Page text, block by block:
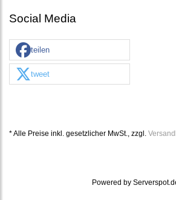
Social Media
teilen
tweet
* Alle Preise inkl. gesetzlicher MwSt., zzgl.
Powered by